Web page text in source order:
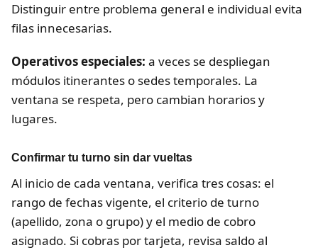
Distinguir entre problema general e individual evita
filas innecesarias.
Operativos especiales: a veces se despliegan
módulos itinerantes o sedes temporales. La
ventana se respeta, pero cambian horarios y
lugares.
Confirmar tu turno sin dar vueltas
Al inicio de cada ventana, verifica tres cosas: el
rango de fechas vigente, el criterio de turno
(apellido, zona o grupo) y el medio de cobro
asignado. Si cobras por tarjeta, revisa saldo al